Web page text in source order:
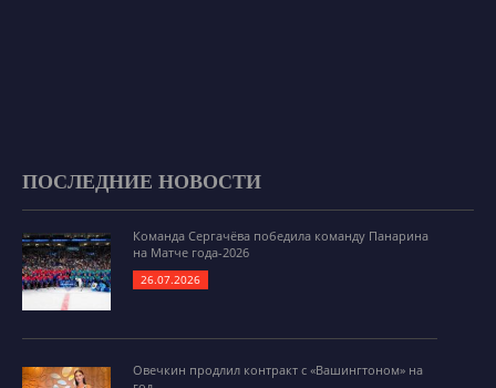
ПОСЛЕДНИЕ НОВОСТИ
Команда Сергачёва победила команду Панарина
на Матче года-2026
26.07.2026
Овечкин продлил контракт с «Вашингтоном» на